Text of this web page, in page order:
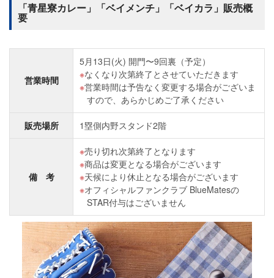
「青星寮カレー」「ベイメンチ」「ベイカラ」販売概
要
営業時間
5月13日(火) 開門〜9回裏（予定）
なくなり次第終了とさせていただきます
営業時間は予告なく変更する場合がございま
すので、あらかじめご了承ください
販売場所 1塁側内野スタンド2階
備 考
売り切れ次第終了となります
商品は変更となる場合がございます
天候により休止となる場合がございます
オフィシャルファンクラブ BlueMatesの
STAR付与はございません